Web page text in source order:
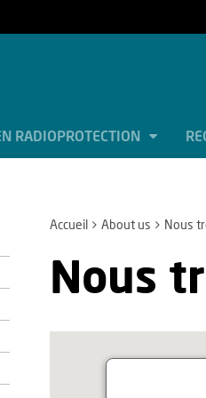
RADIOPROTECTION
Accueil About us Nous
Nous